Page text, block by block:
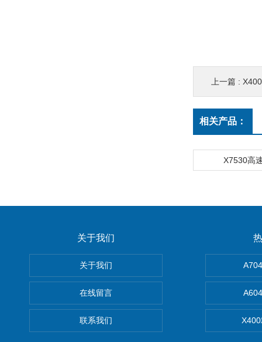
上一篇 :
相关产品：
X7530高
关于我们
关于我们
在线留言
联系我们